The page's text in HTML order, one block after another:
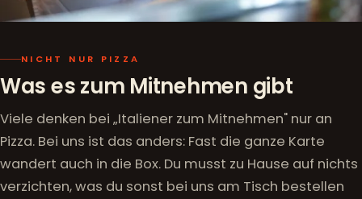
NICHT NUR PIZZA
Was es zum Mitnehmen gibt
Viele denken bei „Italiener zum Mitnehmen" nur an
Pizza. Bei uns ist das anders: Fast die ganze Karte
wandert auch in die Box. Du musst zu Hause auf nichts
verzichten, was du sonst bei uns am Tisch bestellen